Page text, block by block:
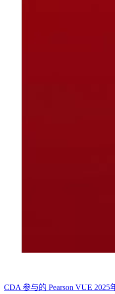
CDA 参与的 Pearson VUE